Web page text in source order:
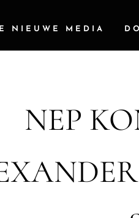
NIEUWE MEDIA
NEP